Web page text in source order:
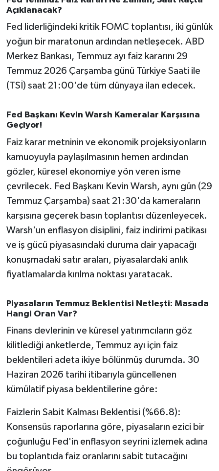
Açıklanacak?
Fed liderliğindeki kritik FOMC toplantısı, iki günlük
yoğun bir maratonun ardından netleşecek. ABD
Merkez Bankası, Temmuz ayı faiz kararını 29
Temmuz 2026 Çarşamba günü Türkiye Saati ile
(TSİ) saat 21:00'de tüm dünyaya ilan edecek.
Fed Başkanı Kevin Warsh Kameralar Karşısına
Geçiyor!
Faiz karar metninin ve ekonomik projeksiyonların
kamuoyuyla paylaşılmasının hemen ardından
gözler, küresel ekonomiye yön veren isme
çevrilecek. Fed Başkanı Kevin Warsh, aynı gün (29
Temmuz Çarşamba) saat 21:30'da kameraların
karşısına geçerek basın toplantısı düzenleyecek.
Warsh'un enflasyon disiplini, faiz indirimi patikası
ve iş gücü piyasasındaki duruma dair yapacağı
konuşmadaki satır araları, piyasalardaki anlık
fiyatlamalarda kırılma noktası yaratacak.
Piyasaların Temmuz Beklentisi Netleşti: Masada
Hangi Oran Var?
Finans devlerinin ve küresel yatırımcıların göz
kilitlediği anketlerde, Temmuz ayı için faiz
beklentileri adeta ikiye bölünmüş durumda. 30
Haziran 2026 tarihi itibarıyla güncellenen
kümülatif piyasa beklentilerine göre:
Faizlerin Sabit Kalması Beklentisi (%66.8):
Konsensüs raporlarına göre, piyasaların ezici bir
çoğunluğu Fed'in enflasyon seyrini izlemek adına
bu toplantıda faiz oranlarını sabit tutacağını
OTOMOTİV
Resmi İlanlar
SAĞLIK
Savaştepe
SEYAHAT
Sındırgı
SPOR
SÜRMANŞET
Susurluk
TARİHTE BUGÜN
Trend
TÜRKİYE
VİZYONDAKİLER
YAŞAM